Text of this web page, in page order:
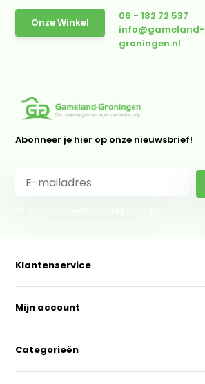
Onze Winkel
06 - 182 72 537
info@gameland-
groningen.nl
Abonneer je hier op onze nieuwsbrief!
Klantenservice
Mijn account
Categorieën